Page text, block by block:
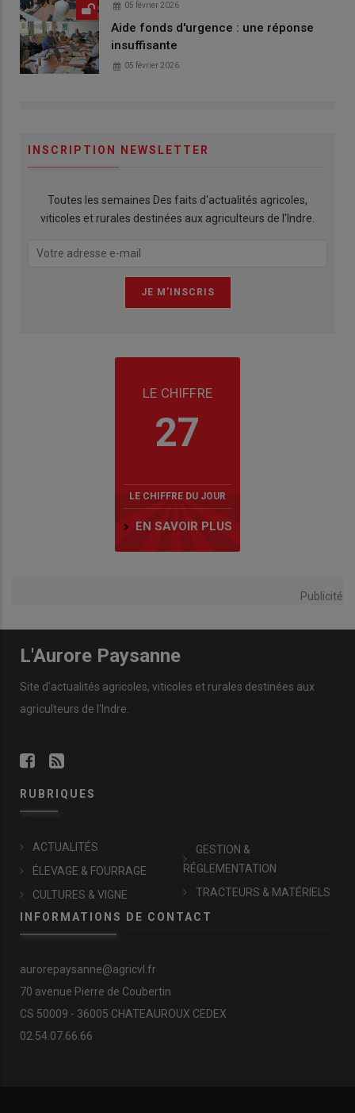
05 février 2026
Aide fonds d'urgence : une réponse
insuffisante
05 février 2026
INSCRIPTION NEWSLETTER
Toutes les semaines Des faits d'actualités agricoles,
viticoles et rurales destinées aux agriculteurs de l'Indre.
LE CHIFFRE
27
LE CHIFFRE DU JOUR
EN SAVOIR PLUS
Publicité
L'Aurore Paysanne
Site d'actualités agricoles, viticoles et rurales destinées aux
agriculteurs de l'Indre.
RUBRIQUES
ACTUALITÉS
ÉLEVAGE & FOURRAGE
CULTURES & VIGNE
GESTION &
RÉGLEMENTATION
TRACTEURS & MATÉRIELS
INFORMATIONS DE CONTACT
aurorepaysanne@agricvl.fr
70 avenue Pierre de Coubertin
CS 50009 - 36005 CHATEAUROUX CEDEX
02.54.07.66.66